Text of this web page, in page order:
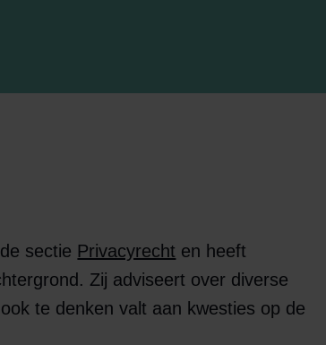
sectie Privacyrecht en heeft
Zij adviseert over diverse
te denken valt aan kwesties op de